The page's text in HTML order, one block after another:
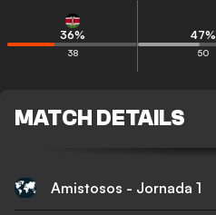
36%
38
47%
50
MATCH DETAILS
Amistosos - Jornada 1